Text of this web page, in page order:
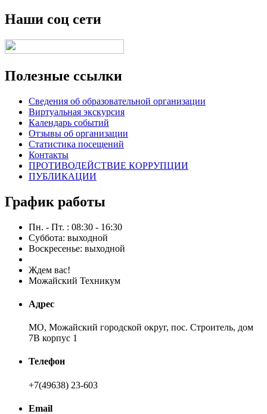
Наши соц сети
Полезные ссылки
Сведения об образовательной организации
Виртуальная экскурсия
Календарь событий
Отзывы об организации
Статистика посещений
Контакты
ПРОТИВОДЕЙСТВИЕ КОРРУПЦИИ
ПУБЛИКАЦИИ
График работы
Пн. - Пт. : 08:30 - 16:30
Суббота: выходной
Воскресенье: выходной
Ждем вас!
Можайский Техникум
Адрес
МО, Можайский городской округ, пос. Строитель, дом
7В корпус 1
Телефон
+7(49638) 23-603
Email